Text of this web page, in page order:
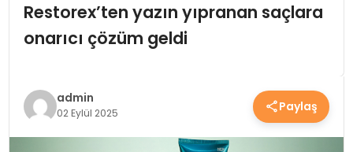
DÜNYA
SPOR
TEKNOLOJI
Restorex’ten yazın yıpranan saçlara
onarıcı çözüm geldi
admin
02 Eylül 2025 Paylaş